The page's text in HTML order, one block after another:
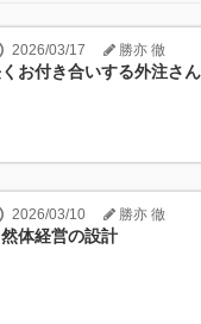
2026/03/17 勝亦 徹
お付き合いする外注さ
2026/03/10 勝亦 徹
然体経営の設計